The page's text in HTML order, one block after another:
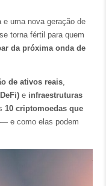
uma nova geração de
torna fértil para quem
da próxima onda de
de ativos reais,
e infraestruturas
10 criptomoedas que
e como elas podem